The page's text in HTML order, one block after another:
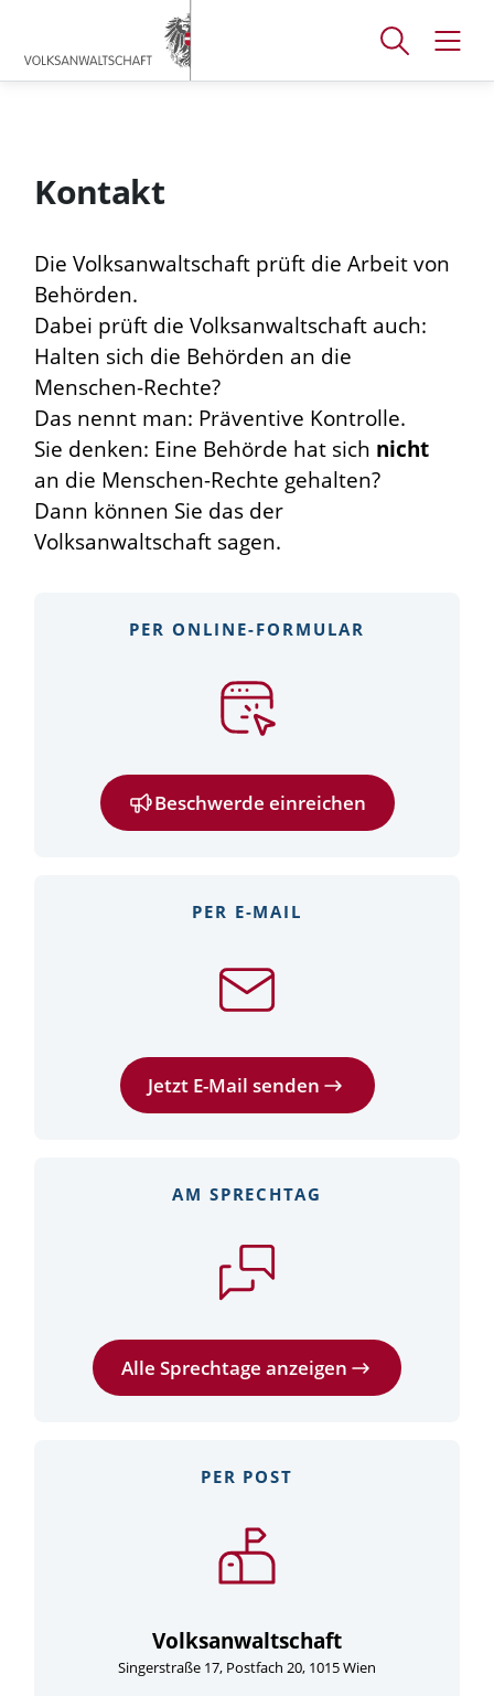
Zum
Hauptmenü
Zum
Inhalt
Zum
Footer
Suchfenster
Kontakt
Die Volksanwaltschaft prüft die Arbeit von
Behörden.
Dabei prüft die Volksanwaltschaft auch:
Halten sich die Behörden an die
Menschen-Rechte?
Das nennt man: Präventive Kontrolle.
Sie denken: Eine Behörde hat sich nicht
an die Menschen-Rechte gehalten?
Dann können Sie das der
Volksanwaltschaft sagen.
PER ONLINE-FORMULAR
Beschwerde einreichen
PER E-MAIL
Jetzt E-Mail senden
AM SPRECHTAG
Alle Sprechtage anzeigen
PER POST
Volksanwaltschaft
Singerstraße 17, Postfach 20, 1015 Wien